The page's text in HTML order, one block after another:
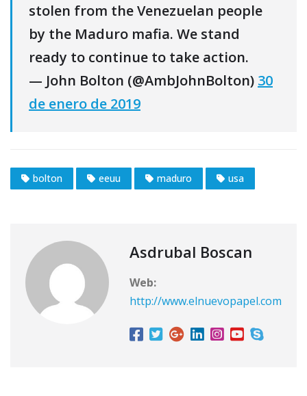
stolen from the Venezuelan people
by the Maduro mafia. We stand
ready to continue to take action.
— John Bolton (@AmbJohnBolton) 30
de enero de 2019
bolton eeuu maduro usa
Asdrubal Boscan
Web:
http://www.elnuevopapel.com